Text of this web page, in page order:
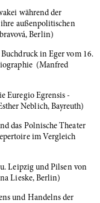
während der
außenpolitischen
Berlin)
in Eger vom 16.
(Manfred
Euregio Egrensis -
Neblich, Bayreuth)
das Polnische Theater
im Vergleich
Leipzig und Pilsen von
Lieske, Berlin)
und Handelns der